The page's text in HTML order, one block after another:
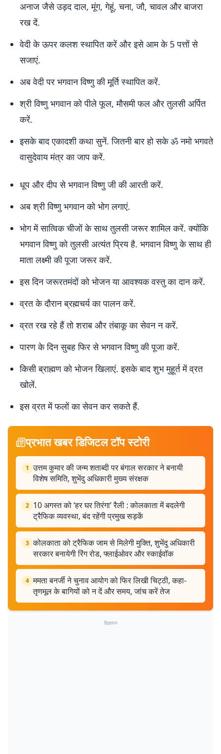
अनाज जैसे उड़द दाल, मूंग, गेहूं, चना, जौ, चावल और बाजरा
रख दें.
वेदी के ऊपर कलश स्थापित करें और इसे आम के 5 पत्तों से
सजाएं.
अब वेदी पर भगवान विष्णु की मूर्ति स्थापित करें.
श्री विष्णु भगवान को पीले फूल, मौसमी फल और तुलसी अर्पित
करें.
इसके बाद एकादशी कथा सुनें. जितनी बार हो सके ॐ नमो भगवते
वासुदेवाय मंत्र का जाप करें.
धूप और दीप से भगवान विष्णु जी की आरती करें.
अब श्री विष्णु भगवान को भोग लगाएं.
भोग में सात्विक चीजों के साथ तुलसी जरूर शामिल करें. क्योंकि
भगवान विष्णु को तुलसी अत्यंत प्रिय है. भगवान विष्णु के साथ ही
माता लक्ष्मी की पूजा जरूर करें.
इस दिन जरूरतमंदों को भोजन या आवश्यक वस्तु का दान करें.
व्रत के दौरान ब्रह्मचर्य का पालन करें.
व्रत रख रहे हैं तो शराब और तंबाकू का सेवन न करें.
पारण के दिन सुबह फिर से भगवान विष्णु की पूजा करें.
किसी ब्राह्मण को भोजन खिलाएं. इसके बाद शुभ मुहूर्त में व्रत
खोलें.
इस व्रत में फलों का सेवन कर सकते हैं.
प्रभात खबर डिजिटल टॉप स्टोरी
1 उत्तम कुमार की जन्म शताब्दी पर बंगाल सरकार ने बनायी
विशेष समिति, शुभेंदु अधिकारी मुख्य संरक्षक
2 10 अगस्त को ‘हर घर तिरंगा’ रैली : कोलकाता में बदलेगी
ट्रैफिक व्यवस्था, बंद रहेंगी प्रमुख सड़कें
3 कोलकाता को ट्रैफिक जाम से मिलेगी मुक्ति, शुभेंदु अधिकारी
सरकार बनायेगी रिंग रोड, फ्लाईओवर और स्काईवॉक
4 ममता बनर्जी ने चुनाव आयोग को फिर लिखी चिट्ठी, कहा-
तृणमूल के बागियों को न दें और समय, जांच करें तेज
विज्ञापन